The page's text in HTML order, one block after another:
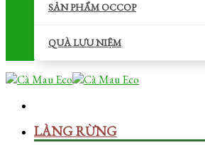
SẢN PHẨM OCCOP
QUÀ LƯU NIỆM
LÀNG RỪNG